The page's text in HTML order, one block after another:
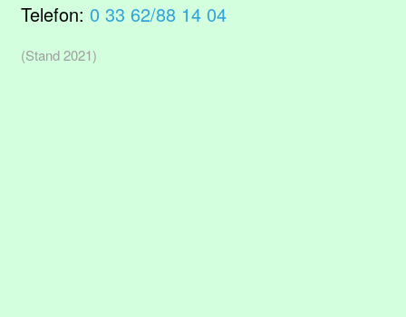
Telefon: 0 33 62/88 14 04
(Stand 2021)